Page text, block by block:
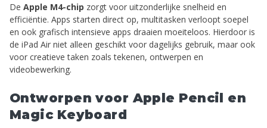
De Apple M4-chip zorgt voor uitzonderlijke snelheid en
efficiëntie. Apps starten direct op, multitasken verloopt soepel
en ook grafisch intensieve apps draaien moeiteloos. Hierdoor is
de iPad Air niet alleen geschikt voor dagelijks gebruik, maar ook
voor creatieve taken zoals tekenen, ontwerpen en
videobewerking.
Ontworpen voor Apple Pencil en
Magic Keyboard